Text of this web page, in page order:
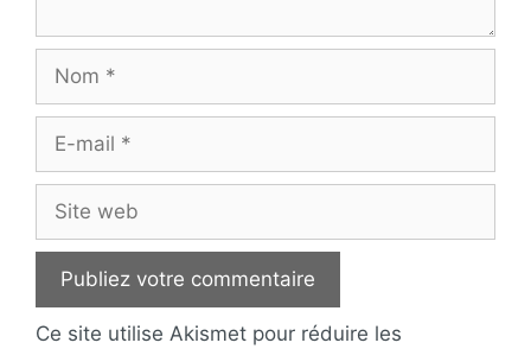
mail
web
Ce site utilise Akismet pour réduire les